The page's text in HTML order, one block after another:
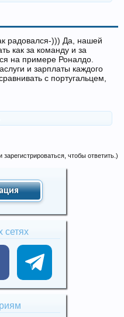
радовался-))) Да, нашей
как за команду и за
на примере Роналдо.
и зарплаты каждого
с португальцем,
чтобы ответить.)
сетях